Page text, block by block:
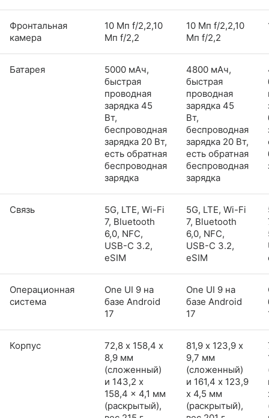
Фронтальная
камера
10 Мп f/2,2,10
Мп f/2,2
10 Мп f/2,2,10
Мп f/2,2
Батарея
5000 мАч,
быстрая
проводная
зарядка 45
Вт,
беспроводная
зарядка 20 Вт,
есть обратная
беспроводная
зарядка
4800 мАч,
быстрая
проводная
зарядка 45
Вт,
беспроводная
зарядка 20 Вт,
есть обратная
беспроводная
зарядка
Связь
5G, LTE, Wi-Fi
7, Bluetooth
6,0, NFC,
USB-C 3.2,
eSIM
5G, LTE, Wi-Fi
7, Bluetooth
6,0, NFC,
USB-C 3.2,
eSIM
Операционная
система
One UI 9 на
базе Android
17
One UI 9 на
базе Android
17
Корпус
72,8 х 158,4 х
8,9 мм
(сложенный)
и 143,2 x
158,4 x 4,1 мм
(раскрытый),
81,9 х 123,9 х
9,7 мм
(сложенный)
и 161,4 x 123,9
x 4,5 мм
(раскрытый),